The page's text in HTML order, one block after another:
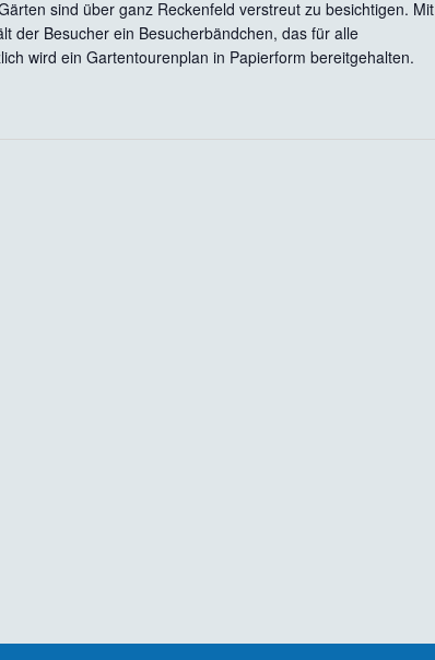
sind über ganz Reckenfeld verstreut zu besichtigen. Mit
der Besucher ein Besucherbändchen, das für alle
wird ein Gartentourenplan in Papierform bereitgehalten.